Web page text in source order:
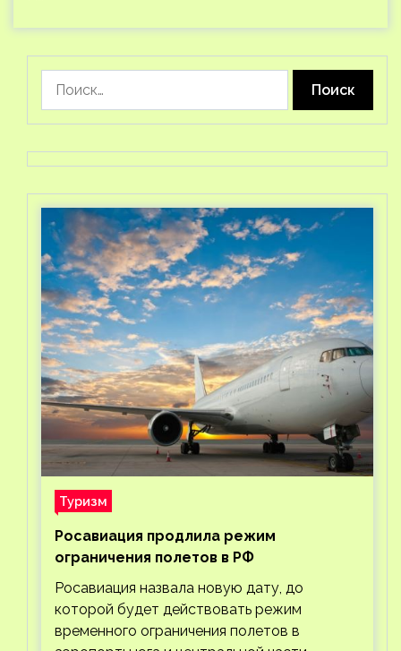
Туризм
Росавиация продлила режим
ограничения полетов в РФ
Росавиация назвала новую дату, до
которой будет действовать режим
временного ограничения полетов в